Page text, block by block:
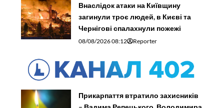
Внаслідок атаки на Київщину
загинули троє людей, в Києві та
Чернігові спалахнули пожежі
08/08/2026 08:12 Reporter
Прикарпаття втратило захисників